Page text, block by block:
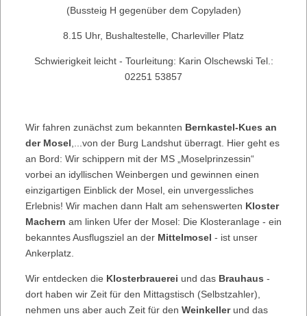
(Bussteig H gegenüber dem Copyladen)
8.15 Uhr, Bushaltestelle, Charleviller Platz
Schwierigkeit leicht - Tourleitung: Karin Olschewski Tel.:
02251 53857
Wir fahren zunächst zum bekannten Bernkastel-Kues an
der Mosel ,...von der Burg Landshut überragt. Hier geht es
an Bord: Wir schippern mit der MS „Moselprinzessin“
vorbei an idyllischen Weinbergen und gewinnen einen
einzigartigen Einblick der Mosel, ein unvergessliches
Erlebnis! Wir machen dann Halt am sehenswerten Kloster
Machern am linken Ufer der Mosel: Die Klosteranlage - ein
bekanntes Ausflugsziel an der Mittelmosel - ist unser
Ankerplatz.
Wir entdecken die Klosterbrauerei und das Brauhaus -
dort haben wir Zeit für den Mittagstisch (Selbstzahler),
nehmen uns aber auch Zeit für den Weinkellerund das